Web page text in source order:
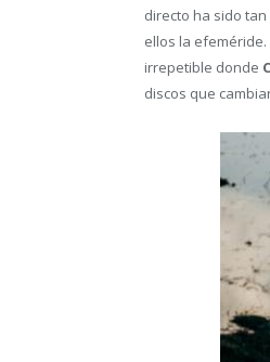
directo ha sido
ellos la
irrepetible donde
discos que